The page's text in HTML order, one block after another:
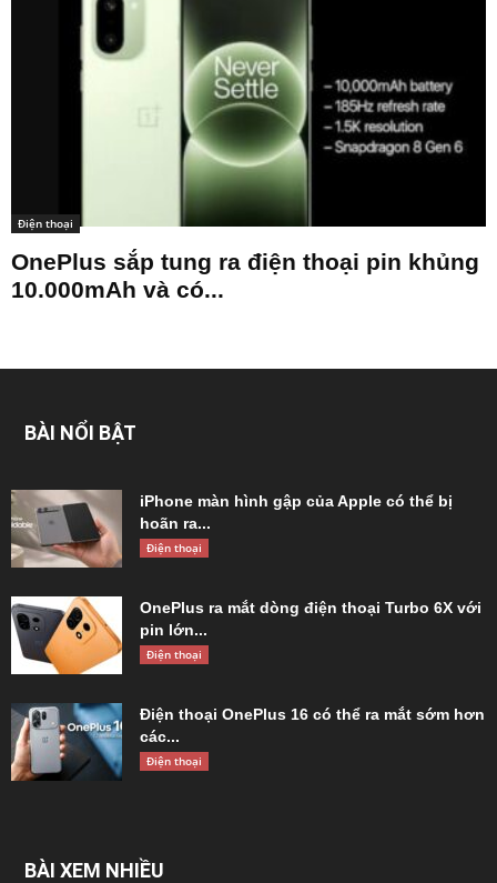
Điện thoại
OnePlus sắp tung ra điện thoại pin khủng
10.000mAh và có...
BÀI NỔI BẬT
iPhone màn hình gập của Apple có thể bị
hoãn ra...
Điện thoại
OnePlus ra mắt dòng điện thoại Turbo 6X với
pin lớn...
Điện thoại
Điện thoại OnePlus 16 có thể ra mắt sớm hơn
các...
Điện thoại
BÀI XEM NHIỀU